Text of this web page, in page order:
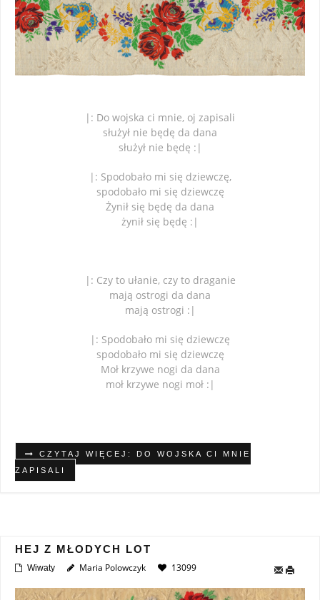
|: Do wojska ci mnie, oj zapisali
służył nie będę da dana
służył nie będę :|
|: Spodobało mi się dziewczę,
spodobało mi się dziewczę
Żynił się będę da dana
żynił się będę :|
|: Czy to ułanie, czy to draganie
mają ostrogi da dana
mają ostrogi :|
|: Spodobało mi się dziewczę
spodobało mi się dziewczę
Moł krzywe nogi da dana
moł krzywe nogi moł :|
CZYTAJ WIĘCEJ: DO WOJSKA CI MNIE
ZAPISALI
HEJ Z MŁODYCH LOT
Wiwaty Maria Polowczyk 13099